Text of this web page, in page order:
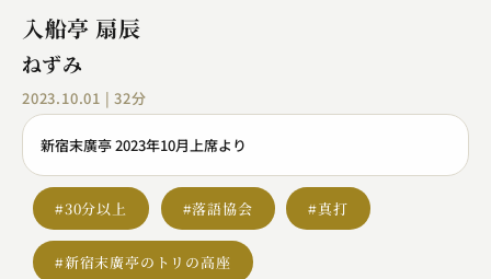
入船亭 扇辰
ねずみ
2023.10.01 | 32分
新宿末廣亭 2023年10月上席より
#30分以上 #落語協会 #真打
#新宿末廣亭のトリの高座